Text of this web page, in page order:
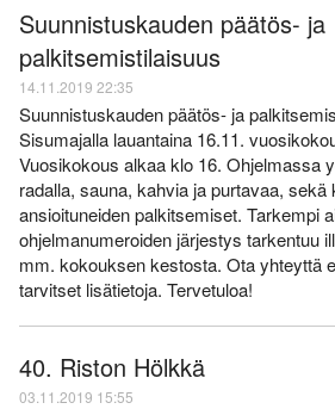
Suunnistuskauden päätös- ja
palkitsemistilaisuus
14.11.2019 22:35
Suunnistuskauden päätös- ja
Sisumajalla lauantaina 16.11.
Vuosikokous alkaa klo 16. Ohjelmassa
radalla, sauna, kahvia ja purtavaa, sekä
ansioituneiden palkitsemiset. Tarkempi
ohjelmanumeroiden järjestys tarkentuu
mm. kokouksen kestosta. Ota yhteyttä
tarvitset lisätietoja. Tervetuloa!
40. Riston Hölkkä
03.11.2019 15:55